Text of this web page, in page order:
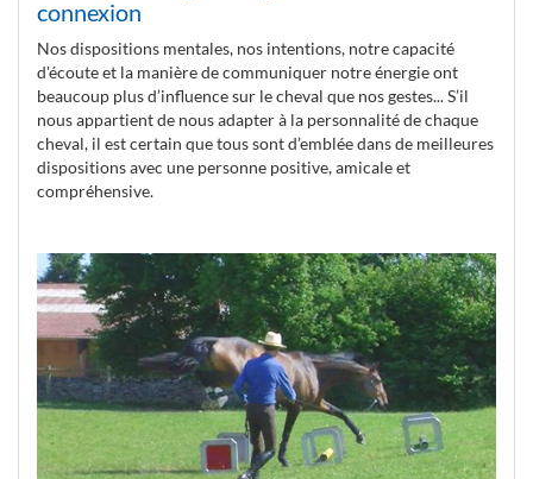
connexion
Nos dispositions mentales, nos intentions, notre capacité
d'écoute et la manière de communiquer notre énergie ont
beaucoup plus d’influence sur le cheval que nos gestes... S’il
nous appartient de nous adapter à la personnalité de chaque
cheval, il est certain que tous sont d’emblée dans de meilleures
dispositions avec une personne positive, amicale et
compréhensive.